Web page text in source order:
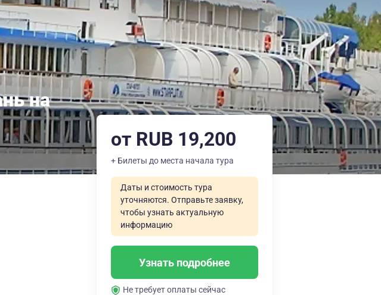
на
от RUB 19,200
+ Билеты до места начала тура
Даты и стоимость тура
уточняются. Отправьте заявку,
чтобы узнать актуальную
информацию
Узнать подробнее
Не требует оплаты сейчас